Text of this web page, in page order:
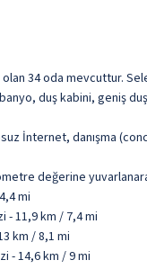
34 oda mevcuttur.
duş kabini, geniş
İnternet, danışma
değerine
mi
- 11,9 km / 7,4 mi
km / 8,1 mi
- 14,6 km / 9 mi